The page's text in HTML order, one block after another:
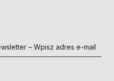
– Wpisz adres e-mail